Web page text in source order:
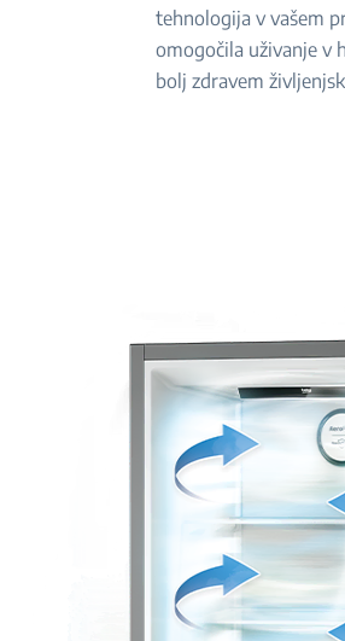
tehnologija v vašem
omogočila uživanje v
bolj zdravem